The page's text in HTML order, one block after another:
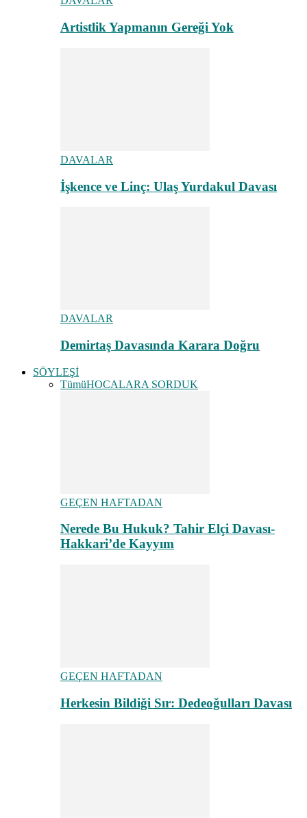
Artistlik Yapmanın Gereği Yok
DAVALAR
İşkence ve Linç: Ulaş Yurdakul Davası
DAVALAR
Demirtaş Davasında Karara Doğru
SÖYLEŞİ
TümüHOCALARA SORDUK
GEÇEN HAFTADAN
Nerede Bu Hukuk? Tahir Elçi Davası-
Hakkari’de Kayyım
GEÇEN HAFTADAN
Herkesin Bildiği Sır: Dedeoğulları Davası